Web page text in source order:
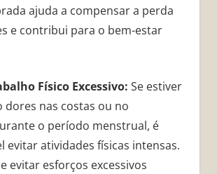
ajuda a compensar a perda
e contribui para o bem-estar
Físico Excessivo: Se estiver
dores nas costas ou no
o período menstrual, é
evitar atividades físicas intensas.
evitar esforços excessivos